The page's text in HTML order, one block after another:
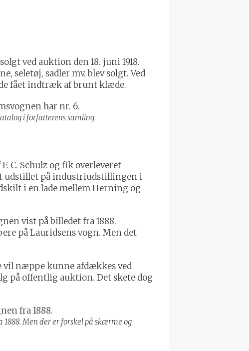
ved auktion den 18. juni 1918.
seletøj, sadler mv. blev solgt. Ved
fået indtræk af brunt klæde.
i forfatterens samling
C. Schulz og fik overleveret
udstillet på industriudstillingen i
i en lade mellem Herning og
vist på billedet fra 1888.
på Lauridsens vogn. Men det
vil næppe kunne afdækkes ved
på offentlig auktion. Det skete dog
Men der er forskel på skærme og